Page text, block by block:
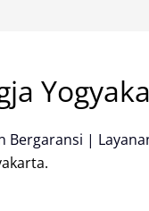
Bergaransi |